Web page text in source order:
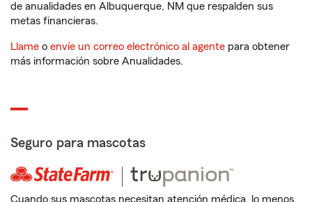
de anualidades en Albuquerque, NM que respalden sus
metas financieras.
Llame o envíe un correo electrónico al agente para obtener
más información sobre Anualidades.
Seguro para mascotas
Cuando sus mascotas necesitan atención médica, lo menos